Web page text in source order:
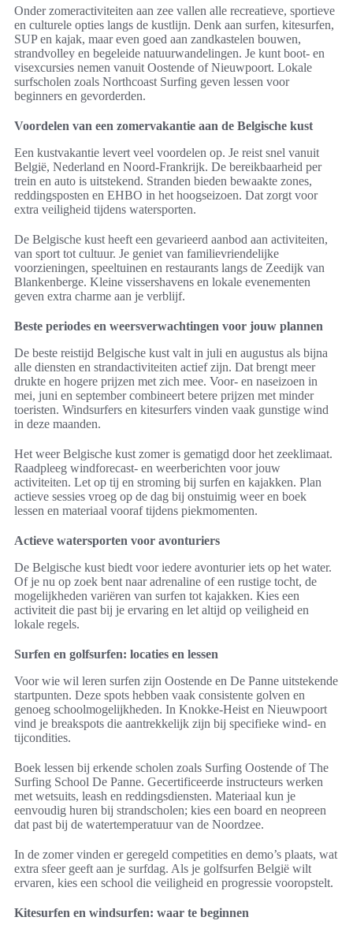
Onder zomeractiviteiten aan zee vallen alle recreatieve, sportieve
en culturele opties langs de kustlijn. Denk aan surfen, kitesurfen,
SUP en kajak, maar even goed aan zandkastelen bouwen,
strandvolley en begeleide natuurwandelingen. Je kunt boot- en
visexcursies nemen vanuit Oostende of Nieuwpoort. Lokale
surfscholen zoals Northcoast Surfing geven lessen voor
beginners en gevorderden.
Voordelen van een zomervakantie aan de Belgische kust
Een kustvakantie levert veel voordelen op. Je reist snel vanuit
België, Nederland en Noord-Frankrijk. De bereikbaarheid per
trein en auto is uitstekend. Stranden bieden bewaakte zones,
reddingsposten en EHBO in het hoogseizoen. Dat zorgt voor
extra veiligheid tijdens watersporten.
De Belgische kust heeft een gevarieerd aanbod aan activiteiten,
van sport tot cultuur. Je geniet van familievriendelijke
voorzieningen, speeltuinen en restaurants langs de Zeedijk van
Blankenberge. Kleine vissershavens en lokale evenementen
geven extra charme aan je verblijf.
Beste periodes en weersverwachtingen voor jouw plannen
De beste reistijd Belgische kust valt in juli en augustus als bijna
alle diensten en strandactiviteiten actief zijn. Dat brengt meer
drukte en hogere prijzen met zich mee. Voor- en naseizoen in
mei, juni en september combineert betere prijzen met minder
toeristen. Windsurfers en kitesurfers vinden vaak gunstige wind
in deze maanden.
Het weer Belgische kust zomer is gematigd door het zeeklimaat.
Raadpleeg windforecast- en weerberichten voor jouw
activiteiten. Let op tij en stroming bij surfen en kajakken. Plan
actieve sessies vroeg op de dag bij onstuimig weer en boek
lessen en materiaal vooraf tijdens piekmomenten.
Actieve watersporten voor avonturiers
De Belgische kust biedt voor iedere avonturier iets op het water.
Of je nu op zoek bent naar adrenaline of een rustige tocht, de
mogelijkheden variëren van surfen tot kajakken. Kies een
activiteit die past bij je ervaring en let altijd op veiligheid en
lokale regels.
Surfen en golfsurfen: locaties en lessen
Voor wie wil leren surfen zijn Oostende en De Panne uitstekende
startpunten. Deze spots hebben vaak consistente golven en
genoeg schoolmogelijkheden. In Knokke-Heist en Nieuwpoort
vind je breakspots die aantrekkelijk zijn bij specifieke wind- en
tijcondities.
Boek lessen bij erkende scholen zoals Surfing Oostende of The
Surfing School De Panne. Gecertificeerde instructeurs werken
met wetsuits, leash en reddingsdiensten. Materiaal kun je
eenvoudig huren bij strandscholen; kies een board en neopreen
dat past bij de watertemperatuur van de Noordzee.
In de zomer vinden er geregeld competities en demo’s plaats, wat
extra sfeer geeft aan je surfdag. Als je golfsurfen België wilt
ervaren, kies een school die veiligheid en progressie vooropstelt.
Kitesurfen en windsurfen: waar te beginnen